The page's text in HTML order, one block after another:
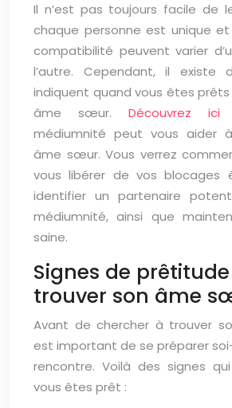
Il n’est pas toujours facile de
chaque personne est unique
compatibilité peuvent varier
l’autre. Cependant, il existe
indiquent quand vous êtes
âme sœur. Découvrez ici
médiumnité peut vous aider
âme sœur. Vous verrez
vous libérer de vos blocages
identifier un partenaire
médiumnité, ainsi que
saine.
Signes de
trouver son âme
Avant de chercher à trouver
est important de se préparer
rencontre. Voilà des signes
vous êtes prêt :